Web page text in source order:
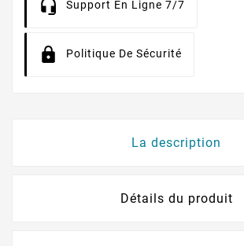
Support En Ligne 7/7
Politique De Sécurité
La description
Détails du produit